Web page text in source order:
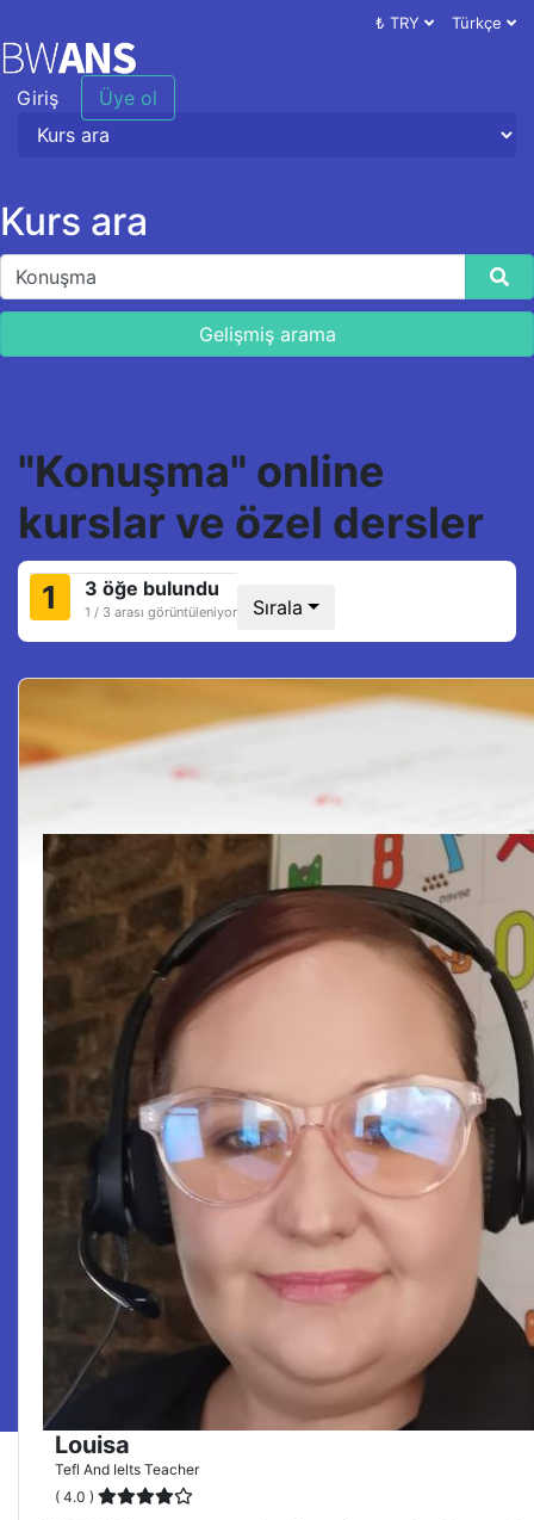
₺ TRY Türkçe
Giriş Üye ol
Kurs ara
Gelişmiş arama
"Konuşma" online
kurslar ve özel dersler
1 3 öğe bulundu
1 / 3 arası görüntüleniyor Sırala
Louisa
Tefl And Ielts Teacher
( 4.0 )